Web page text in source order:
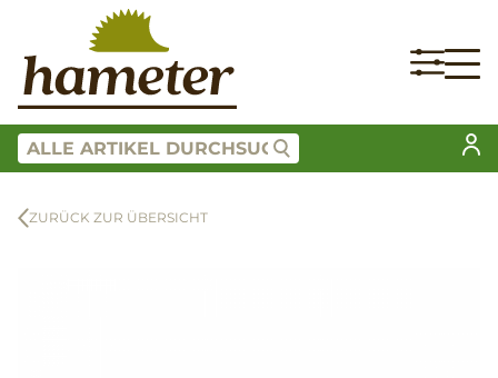
ZURÜCK ZUR ÜBERSICHT